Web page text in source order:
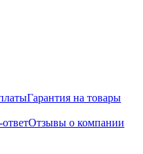
Гарантия на товары
Отзывы о компании